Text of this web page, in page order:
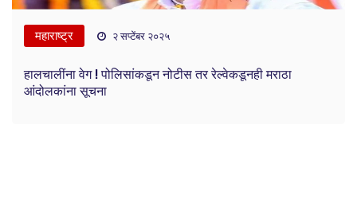
महाराष्ट्र २ सप्टेंबर २०२५
हालचालींना वेग ! पोलिसांकडून नोटीस तर रेल्वेकडूनही मराठा
आंदोलकांना सूचना